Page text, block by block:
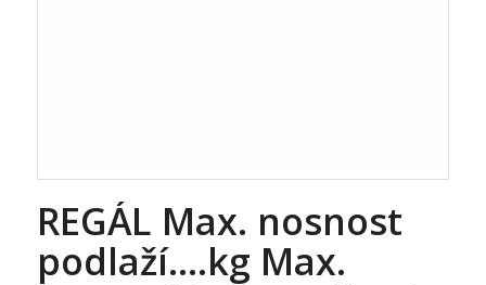
REGÁL Max. nosnost
podlaží….kg Max.